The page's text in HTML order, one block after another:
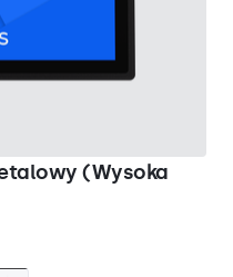
(Wysoka